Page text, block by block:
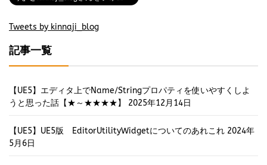
Tweets by kinnaji_blog
記事一覧
【UE5】エディタ上でName/Stringプロパティを使いやすくしよ
うと思った話【★～★★★★】
2025年12月14日
【UE5】UE5版 EditorUtilityWidgetについてのあれこれ 2024年
5月6日